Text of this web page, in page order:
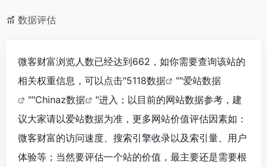
数据评估
微客财富浏览人数已经达到662，如你需要查询该站的
相关权重信息，可以点击"5118数据 ""爱站数据
""Chinaz数据
"进入；以目前的网站数据参考，建
议大家请以爱站数据为准，更多网站价值评估因素如：
微客财富的访问速度、搜索引擎收录以及索引量、用户
体验等；当然要评估一个站的价值，最主要还是需要根